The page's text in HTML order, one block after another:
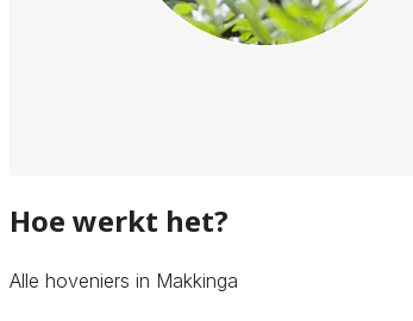
Hoe werkt het?
Alle hoveniers in Makkinga